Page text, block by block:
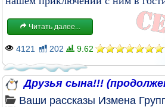
Читать далее...
4121 202 9.62
Друзья сына!!!
Ваши рассказы Измена